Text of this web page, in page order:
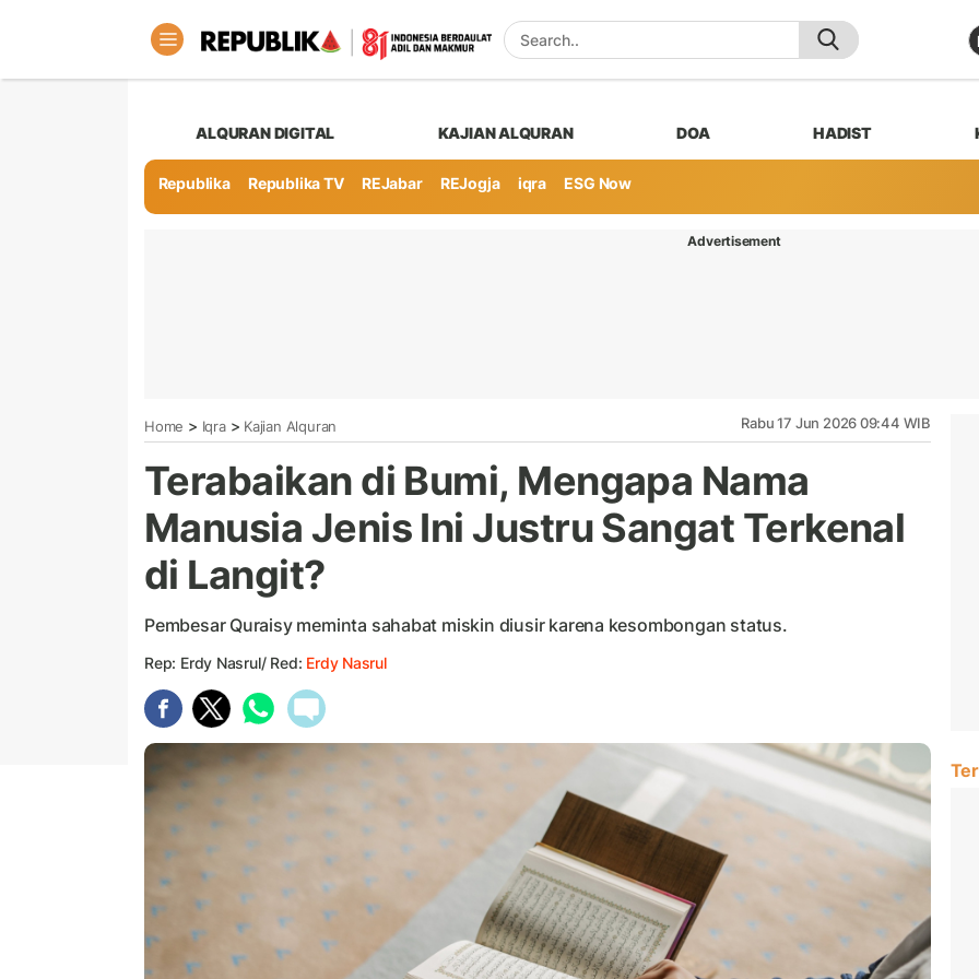
ALQURAN DIGITAL KAJIAN ALQURAN DOA HADIST
Republika Republika TV REJabar REJogja iqra ESG Now
Advertisement
Home > Iqra> Kajian Alquran Rabu 17 Jun 2026 09:44 WIB
Terabaikan di Bumi, Mengapa Nama
Manusia Jenis Ini Justru Sangat Terkenal
di Langit?
Pembesar Quraisy meminta sahabat miskin diusir karena kesombongan status.
Rep: Erdy Nasrul/ Red: Erdy Nasrul